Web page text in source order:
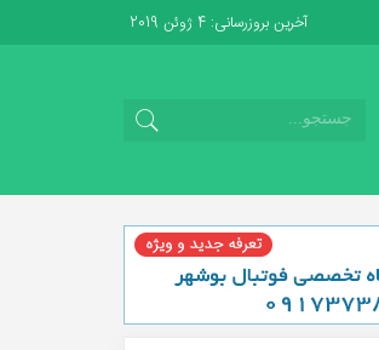
آخرین بروزرسانی: 4 ژوئن 2019